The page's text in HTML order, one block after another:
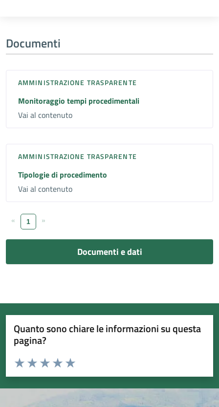
Documenti
AMMINISTRAZIONE TRASPARENTE
Monitoraggio tempi procedimentali
Vai al contenuto
AMMINISTRAZIONE TRASPARENTE
Tipologie di procedimento
Vai al contenuto
« 1 »
Documenti e dati
Quanto sono chiare le informazioni su questa
pagina?
Valuta da 1 a 5 stelle la pagina
Valuta 5 stelle su 5
Valuta 4 stelle su 5
Valuta 3 stelle su 5
Valuta 2 stelle su 5
Valuta 1 stelle su 5